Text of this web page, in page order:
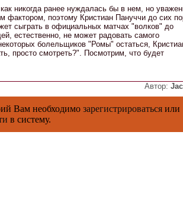
никогда ранее нуждалась бы в нем, но
фактором, поэтому Кристиан Пануччи до сих
сыграть в официальных матчах "волков" до
естественно, не может радовать самого
болельщиков "Ромы" остаться,
просто смотреть?". Посмотрим, что будет
Автор:
Вам необходимо зарегистрироваться или
в систему.